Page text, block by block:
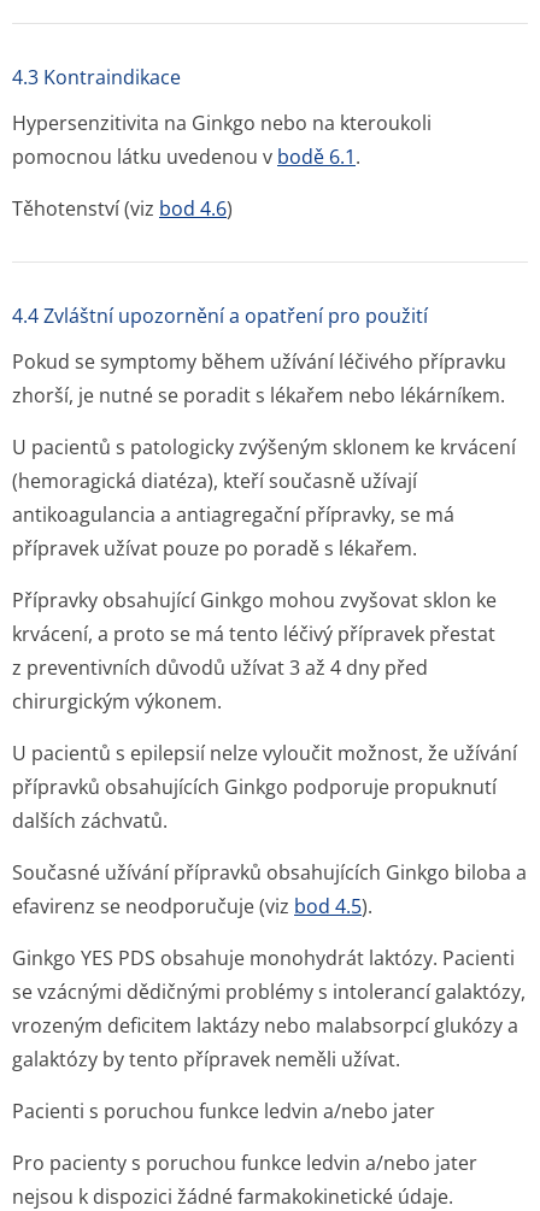
4.3 Kontraindikace
Hypersenzitivita na Ginkgo nebo na kteroukoli
pomocnou látku uvedenou v bodě 6.1.
Těhotenství (viz bod 4.6)
4.4 Zvláštní upozornění a opatření pro použití
Pokud se symptomy během užívání léčivého přípravku
zhorší, je nutné se poradit s lékařem nebo lékárníkem.
U pacientů s patologicky zvýšeným sklonem ke krvácení
(hemoragická diatéza), kteří současně užívají
antikoagulancia a antiagregační přípravky, se má
přípravek užívat pouze po poradě s lékařem.
Přípravky obsahující Ginkgo mohou zvyšovat sklon ke
krvácení, a proto se má tento léčivý přípravek přestat
z preventivních důvodů užívat 3 až 4 dny před
chirurgickým výkonem.
U pacientů s epilepsií nelze vyloučit možnost, že užívání
přípravků obsahujících Ginkgo podporuje propuknutí
dalších záchvatů.
Současné užívání přípravků obsahujících Ginkgo biloba a
efavirenz se neodporučuje (viz bod 4.5).
Ginkgo YES PDS obsahuje monohydrát laktózy. Pacienti
se vzácnými dědičnými problémy s intolerancí galaktózy,
vrozeným deficitem laktázy nebo malabsorpcí glukózy a
galaktózy by tento přípravek neměli užívat.
Pacienti s poruchou funkce ledvin a/nebo jater
Pro pacienty s poruchou funkce ledvin a/nebo jater
nejsou k dispozici žádné farmakokinetic­ké údaje.